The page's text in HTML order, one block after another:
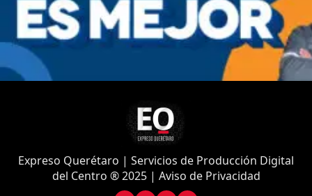
Expreso Querétaro | Servicios de Producción Digital
del Centro ® 2025 | Aviso de Privacidad